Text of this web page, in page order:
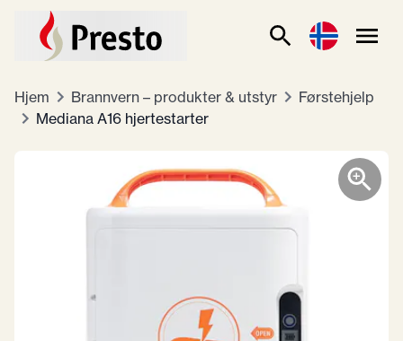
Hjem Brannvern – produkter & utstyr
Førstehjelp
Mediana A16 hjertestarter